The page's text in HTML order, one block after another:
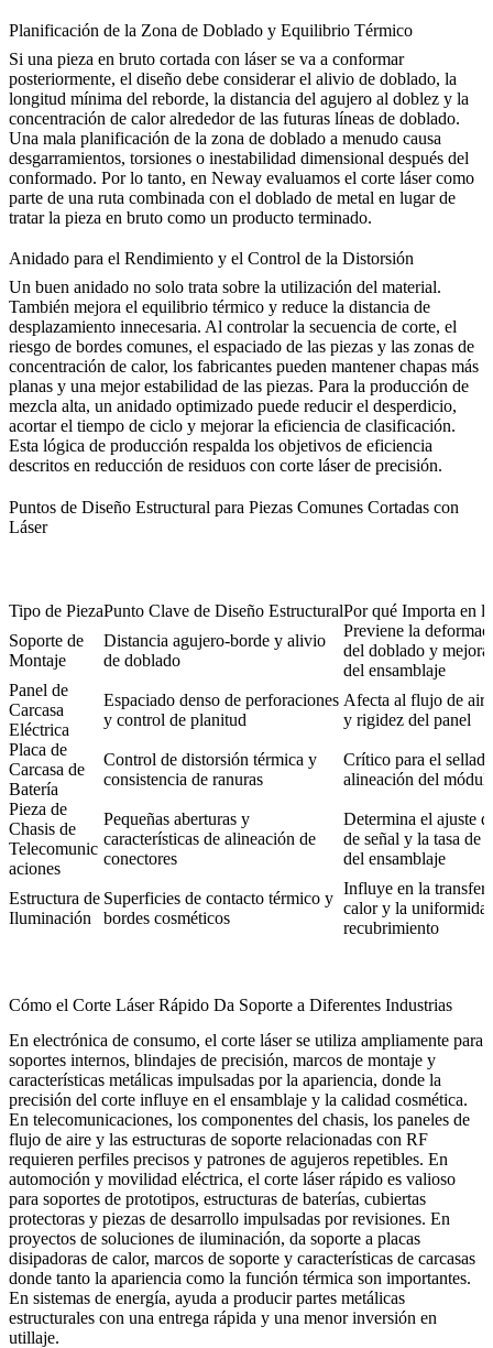
Planificación de la Zona de Doblado y Equilibrio Térmico
Si una pieza en bruto cortada con láser se va a conformar
posteriormente, el diseño debe considerar el alivio de doblado, la
longitud mínima del reborde, la distancia del agujero al doblez y la
concentración de calor alrededor de las futuras líneas de doblado.
Una mala planificación de la zona de doblado a menudo causa
desgarramientos, torsiones o inestabilidad dimensional después del
conformado. Por lo tanto, en Neway evaluamos el corte láser como
parte de una ruta combinada con el doblado de metal en lugar de
tratar la pieza en bruto como un producto terminado.
Anidado para el Rendimiento y el Control de la Distorsión
Un buen anidado no solo trata sobre la utilización del material.
También mejora el equilibrio térmico y reduce la distancia de
desplazamiento innecesaria. Al controlar la secuencia de corte, el
riesgo de bordes comunes, el espaciado de las piezas y las zonas de
concentración de calor, los fabricantes pueden mantener chapas más
planas y una mejor estabilidad de las piezas. Para la producción de
mezcla alta, un anidado optimizado puede reducir el desperdicio,
acortar el tiempo de ciclo y mejorar la eficiencia de clasificación.
Esta lógica de producción respalda los objetivos de eficiencia
descritos en reducción de residuos con corte láser de precisión.
Puntos de Diseño Estructural para Piezas Comunes Cortadas con
Láser
Tipo de PiezaPunto Clave de Diseño EstructuralPor qué Importa en
Soporte de
Montaje
Distancia agujero-borde y alivio
de doblado
Previene la
del doblado y
del ensamblaje
Panel de
Carcasa
Eléctrica
Espaciado denso de perforaciones
y control de planitud
Afecta al flujo de
y rigidez del panel
Placa de
Carcasa de
Batería
Control de distorsión térmica y
consistencia de ranuras
Crítico para el
alineación del
Pieza de
Chasis de
Telecomunic
aciones
Pequeñas aberturas y
características de alineación de
conectores
Determina el ajuste
de señal y la tasa de
del ensamblaje
Estructura de
Iluminación
Superficies de contacto térmico y
bordes cosméticos
Influye en la
calor y la
recubrimiento
Cómo el Corte Láser Rápido Da Soporte a Diferentes Industrias
En electrónica de consumo, el corte láser se utiliza ampliamente para
soportes internos, blindajes de precisión, marcos de montaje y
características metálicas impulsadas por la apariencia, donde la
precisión del corte influye en el ensamblaje y la calidad cosmética.
En telecomunicaciones, los componentes del chasis, los paneles de
flujo de aire y las estructuras de soporte relacionadas con RF
requieren perfiles precisos y patrones de agujeros repetibles. En
automoción y movilidad eléctrica, el corte láser rápido es valioso
para soportes de prototipos, estructuras de baterías, cubiertas
protectoras y piezas de desarrollo impulsadas por revisiones. En
proyectos de soluciones de iluminación, da soporte a placas
disipadoras de calor, marcos de soporte y características de carcasas
donde tanto la apariencia como la función térmica son importantes.
En sistemas de energía, ayuda a producir partes metálicas
estructurales con una entrega rápida y una menor inversión en
utillaje.